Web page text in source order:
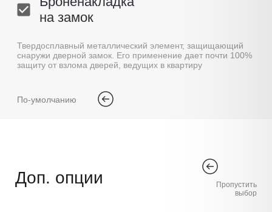
на замок
Твердосплавный металлический элемент, защищающий
снаружи дверной замок. Его применение дает почти 100%
защиту от взлома дверей, ведущих в квартиру
По-умолчанию
Доп. опции
Пропустить
выбор